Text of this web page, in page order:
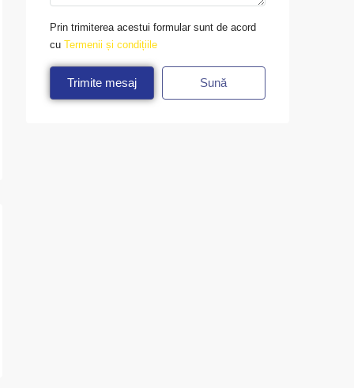
Prin trimiterea acestui formular sunt de acord
cu Termenii și condițiile
Trimite mesaj Sună